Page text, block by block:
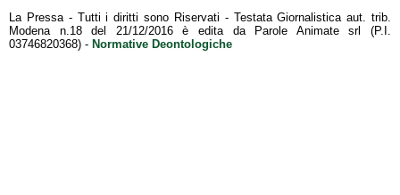
La Pressa - Tutti i diritti sono Riservati - Testata Giornalistica aut. trib.
Modena n.18 del 21/12/2016 è edita da Parole Animate srl (P.I.
03746820368) - Normative Deontologiche